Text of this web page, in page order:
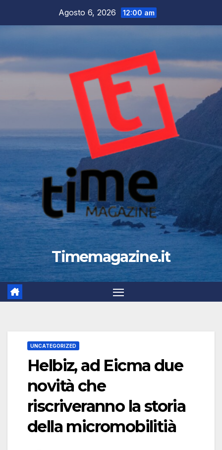
Agosto 6, 2026 12:00 am
Timemagazine.it
UNCATEGORIZED
Helbiz, ad Eicma due
novità che
riscriveranno la storia
della micromobilitià